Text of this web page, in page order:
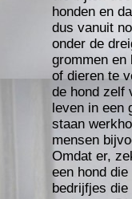
honden en
dus vanuit
onder de
grommen en
of dieren te
de hond zelf
leven in een
staan
mensen
Omdat er,
een hond
bedrijfjes